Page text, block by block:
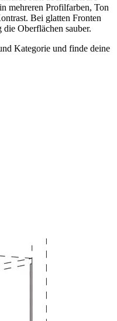
mehreren Profilfarben, Ton
Bei glatten Fronten
Oberflächen sauber.
Kategorie und finde deine